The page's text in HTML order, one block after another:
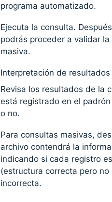
programa automatizado.
Ejecuta la consulta.
podrás proceder a validar
masiva.
Interpretación de resultados
Revisa los resultados de la
está registrado en el
o no.
Para consultas masivas,
archivo contendrá la
indicando si cada registro
(estructura correcta pero
incorrecta.